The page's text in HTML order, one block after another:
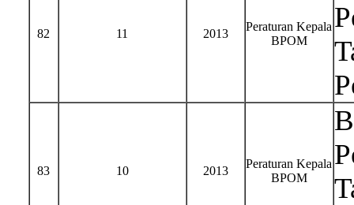
82 11 2013
Peraturan Kepala
BPOM
83 10 2013
Peraturan Kepala
BPOM